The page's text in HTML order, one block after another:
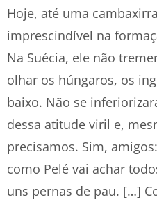
Hoje, até uma
imprescindível na
Na Suécia, ele não
olhar os húngaros, os
baixo. Não se
dessa atitude viril e,
precisamos. Sim,
como Pelé vai achar
uns pernas de pau. […]